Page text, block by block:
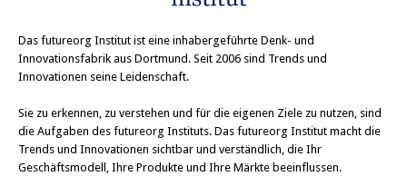
Das futureorg Institut ist eine inhabergeführte Denk- und
Innovationsfabrik aus Dortmund. Seit 2006 sind Trends und
Innovationen seine Leidenschaft.
Sie zu erkennen, zu verstehen und für die eigenen Ziele zu nutzen, sind
die Aufgaben des futureorg Instituts. Das futureorg Institut macht die
Trends und Innovationen sichtbar und verständlich, die Ihr
Geschäftsmodell, Ihre Produkte und Ihre Märkte beeinflussen.